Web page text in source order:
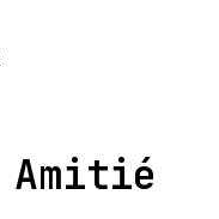
Amitié